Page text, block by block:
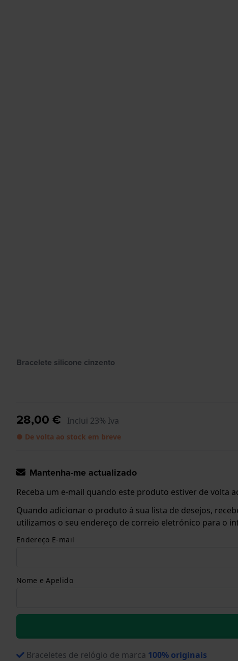
Bracelete silicone cinzento
28,00 € Inclui 23% Iva
● De volta ao stock em breve
Mantenha-me actualizado
Receba um e-mail quando este produto estiver de volta
Quando adicionar o produto à sua lista de desejos,
utilizamos o seu endereço de correio eletrónico para o
Endereço E-mail
Nome e Apelido
Braceletes de relógio de marca 100% originais